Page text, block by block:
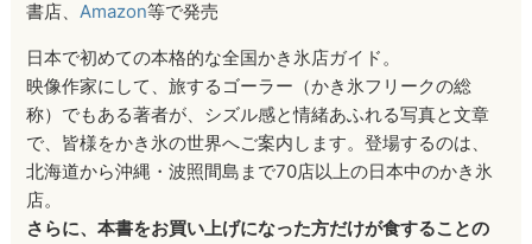
書店、Amazon等で発売
日本で初めての本格的な全国かき氷店ガイド。
映像作家にして、旅するゴーラー（かき氷フリークの総
称）でもある著者が、シズル感と情緒あふれる写真と文章
で、皆様をかき氷の世界へご案内します。登場するのは、
北海道から沖縄・波照間島まで70店以上の日本中のかき氷
店。
さらに、本書をお買い上げになった方だけが食することの